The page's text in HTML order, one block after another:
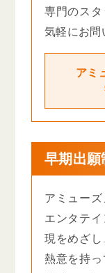
専門のス
気軽にお問
アミ
早期出
アミュー
エンタテ
現をめざ
熱意を持